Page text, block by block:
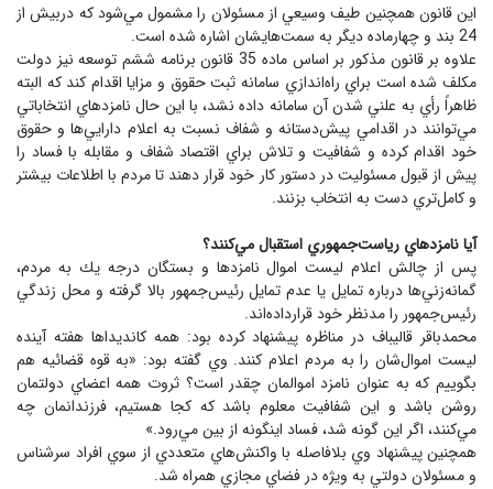
اين قانون همچنين طيف وسيعي از مسئولان را مشمول مي‌شود كه دربيش از
24 بند و چهارماده ديگر به سمت‌هايشان اشاره شده است.
علاوه بر قانون مذكور بر اساس ماده 35 قانون برنامه ششم توسعه نيز دولت
مكلف شده است براي راه‌اندازي سامانه ثبت حقوق و مزايا اقدام كند كه البته
ظاهراً رأي به علني شدن آن سامانه داده نشد، با اين حال نامزدهاي انتخاباتي
مي‌توانند در اقدامي پيش‌دستانه و شفاف نسبت به اعلام دارايي‌ها و حقوق
خود اقدام كرده و شفافيت و تلاش براي اقتصاد شفاف و مقابله با فساد را
پيش از قبول مسئوليت در دستور كار خود قرار دهند تا مردم با اطلاعات بيشتر
و كامل‌تري دست به انتخاب بزنند.
آيا نامزدهاي رياست‌جمهوري استقبال مي‌كنند؟
پس از چالش اعلام ليست اموال نامزدها و بستگان درجه يك به مردم،
گمانه‌زني‌ها درباره تمايل يا عدم تمايل رئيس‌جمهور بالا گرفته و محل زندگي
رئيس‌جمهور را مدنظر خود قرارداده‌اند.
محمدباقر قاليباف در مناظره پيشنهاد كرده بود: همه كانديداها هفته آينده
ليست اموال‌شان را به مردم اعلام كنند. وي گفته بود: «به قوه قضائيه هم
بگوييم كه به عنوان نامزد اموالمان چقدر است؟ ثروت همه اعضاي دولتمان
روشن باشد و اين شفافيت معلوم باشد كه كجا هستيم، فرزندانمان چه
مي‌كنند، اگر اين گونه شد، فساد اينگونه از بين مي‌رود.»
همچنين پيشنهاد وي بلافاصله با واكنش‌هاي متعددي از سوي افراد سرشناس
و مسئولان دولتي به ويژه در فضاي مجازي همراه شد.